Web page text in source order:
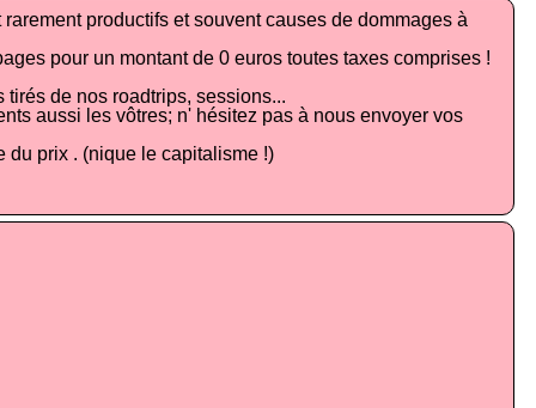
productifs et souvent causes de dommages à
pour un montant de 0 euros toutes taxes comprises !
de nos roadtrips, sessions...
aussi les vôtres; n' hésitez pas à nous envoyer vos
du prix . (nique le capitalisme !)